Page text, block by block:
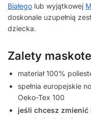
Białego lub wyjątkowej
doskonale uzupełnią
dziecka.
Zalety
materiał 100%
spełnia europejskie
Oeko-Tex 100
jeśli chcesz zmienić